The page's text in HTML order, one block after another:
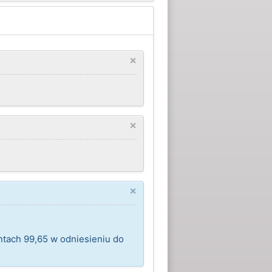
×
×
×
99,65 w odniesieniu do